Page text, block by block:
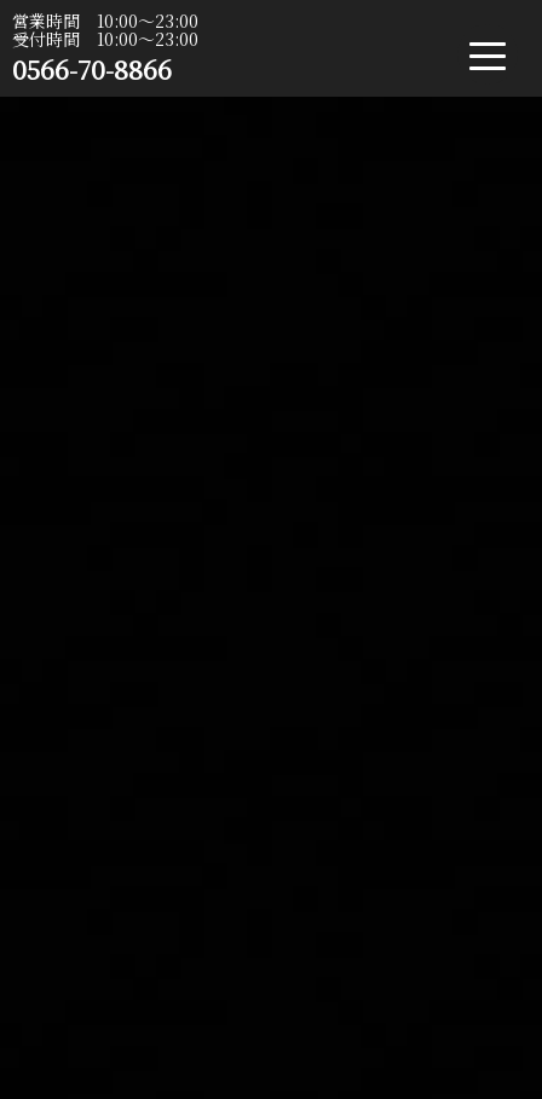
営業時間 10:00〜23:00
受付時間 10:00〜23:00
0566-70-8866